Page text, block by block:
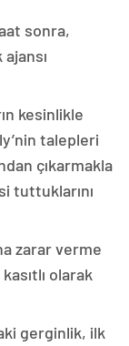
sonra,
kesinlikle
talepleri
çıkarmakla
tuttuklarını
zarar verme
olarak
gerginlik, ilk